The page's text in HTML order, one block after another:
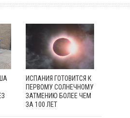
ИСПАНИЯ ГОТОВИТСЯ К
ПЕРВОМУ СОЛНЕЧНОМУ
ЗАТМЕНИЮ БОЛЕЕ ЧЕМ
ЗА 100 ЛЕТ